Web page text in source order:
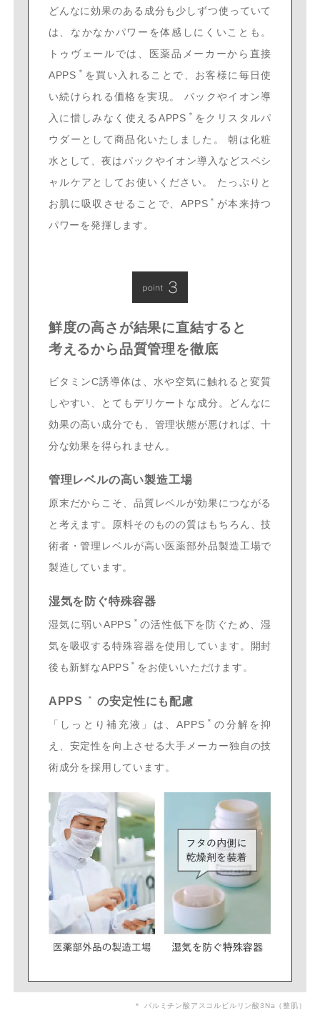
どんなに効果のある成分も少しずつ使っていて
は、なかなかパワーを体感しにくいことも。
トゥヴェールでは、医薬品メーカーから直接
APPS ＊ を買い入れることで、お客様に毎日使
い続けられる価格を実現。 パックやイオン導
入に惜しみなく使えるAPPS ＊ をクリスタルパ
ウダーとして商品化いたしました。 朝は化粧
水として、夜はパックやイオン導入などスペシ
ャルケアとしてお使いください。 たっぷりと
お肌に吸収させることで、APPS ＊ が本来持つ
パワーを発揮します。
鮮度の高さが結果に直結すると
考えるから品質管理を徹底
ビタミンC誘導体は、水や空気に触れると変質
しやすい、とてもデリケートな成分。どんなに
効果の高い成分でも、管理状態が悪ければ、十
分な効果を得られません。
管理レベルの高い製造工場
原末だからこそ、品質レベルが効果につながる
と考えます。原料そのものの質はもちろん、技
術者・管理レベルが高い医薬部外品製造工場で
製造しています。
湿気を防ぐ特殊容器
湿気に弱いAPPS ＊ の活性低下を防ぐため、湿
気を吸収する特殊容器を使用しています。開封
後も新鮮なAPPS ＊ をお使いいただけます。
APPS ＊ の安定性にも配慮
「しっとり補充液」は、APPS ＊ の分解を抑
え、安定性を向上させる大手メーカー独自の技
術成分を採用しています。
＊ パルミチン酸アスコルビルリン酸3Na（整肌）